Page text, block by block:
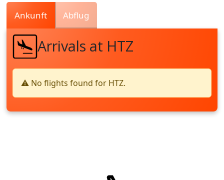
Ankunft Abflug
Arrivals at HTZ
⚠️ No flights found for HTZ.